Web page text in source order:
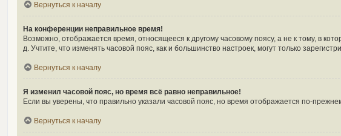
Вернуться к началу
На конференции неправильное время!
Возможно, отображается время, относящееся к другому часовому поясу, а не к тому, в
д. Учтите, что изменять часовой пояс, как и большинство настроек, могут только
Вернуться к началу
Я изменил часовой пояс, но время всё равно неправильное!
Если вы уверены, что правильно указали часовой пояс, но время отображается по-
Вернуться к началу